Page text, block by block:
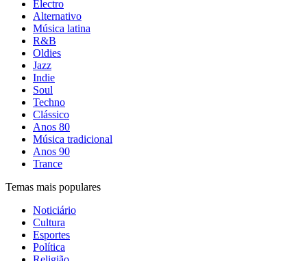
Electro
Alternativo
Música latina
R&B
Oldies
Jazz
Indie
Soul
Techno
Clássico
Anos 80
Música tradicional
Anos 90
Trance
Temas mais populares
Noticiário
Cultura
Esportes
Política